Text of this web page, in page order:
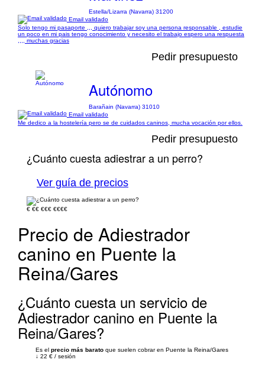
Estella/Lizarra (Navarra) 31200
Email validado
Solo tengo mi pasaporte ,,, quiero trabajar soy una persona responsable , estudie
un poco en mi pais tengo conocimiento y necesito el trabajo espero una respuesta
,,,, muchas gracias
Pedir presupuesto
Autónomo
Barañain (Navarra) 31010
Email validado
Me dedico a la hostelería pero se de cuidados caninos, mucha vocación por ellos.
Pedir presupuesto
¿Cuánto cuesta adiestrar a un perro?
Ver guía de precios
€ €€ €€€ €€€€
Precio de Adiestrador
canino en Puente la
Reina/Gares
¿Cuánto cuesta un servicio de
Adiestrador canino en Puente la
Reina/Gares?
Es el precio más barato que suelen cobrar en Puente la Reina/Gares
↓ 22 € / sesión